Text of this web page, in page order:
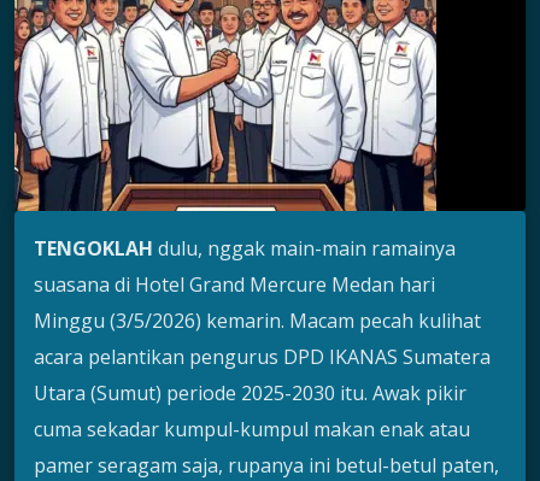
TENGOKLAH dulu, nggak main-main ramainya
suasana di Hotel Grand Mercure Medan hari
Minggu (3/5/2026) kemarin. Macam pecah kulihat
acara pelantikan pengurus DPD IKANAS Sumatera
Utara (Sumut) periode 2025-2030 itu. Awak pikir
cuma sekadar kumpul-kumpul makan enak atau
pamer seragam saja, rupanya ini betul-betul paten,